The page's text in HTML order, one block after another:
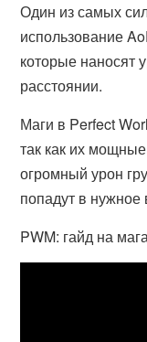
Один из самых
использование
которые наносят
расстоянии.
Маги в Perfect
так как их
огромный урон
попадут в
PWM: гайд на